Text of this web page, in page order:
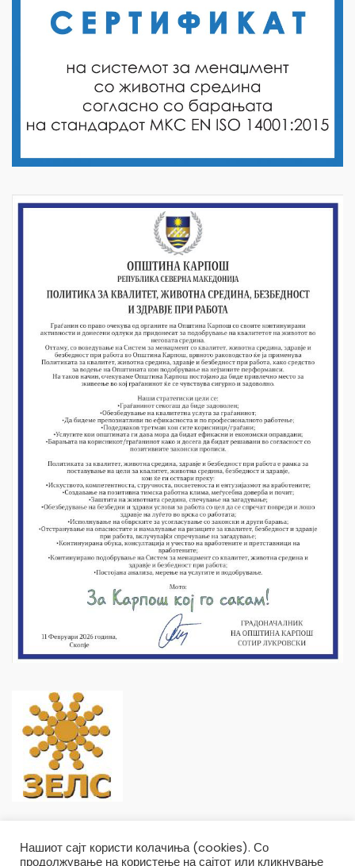
Нашиот сајт користи колачиња (cookies). Со
продолжување на користење на сајтот или кликнување